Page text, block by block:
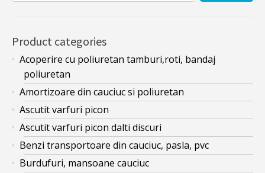
Product categories
Acoperire cu poliuretan tamburi,roti, bandaj
poliuretan
Amortizoare din cauciuc si poliuretan
Ascutit varfuri picon
Ascutit varfuri picon dalti discuri
Benzi transportoare din cauciuc, pasla, pvc
Burdufuri, mansoane cauciuc